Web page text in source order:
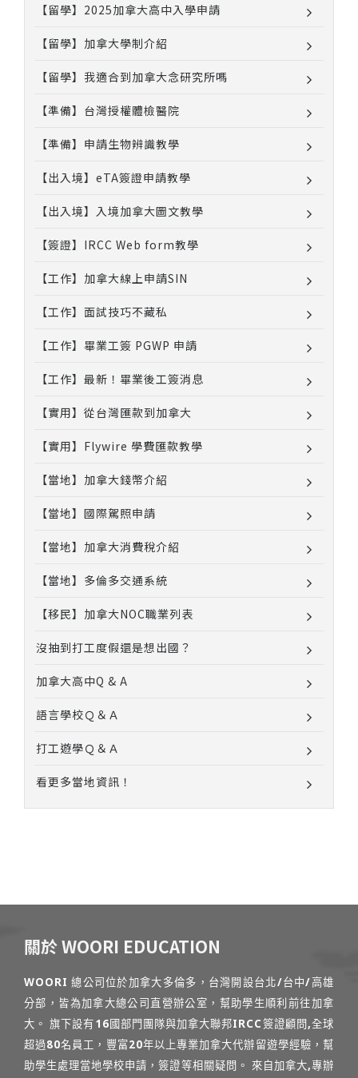
【留學】2025加拿大高中入學申請
【留學】加拿大學制介紹
【留學】我適合到加拿大念研究所嗎
【準備】台灣授權體檢醫院
【準備】申請生物辨識教學
【出入境】eTA簽證申請教學
【出入境】入境加拿大圖文教學
【簽證】IRCC Web form教學
【工作】加拿大線上申請SIN
【工作】面試技巧不藏私
【工作】畢業工簽 PGWP 申請
【工作】最新！畢業後工簽消息
【實用】從台灣匯款到加拿大
【實用】Flywire 學費匯款教學
【當地】加拿大錢幣介紹
【當地】國際駕照申請
【當地】加拿大消費稅介紹
【當地】多倫多交通系統
【移民】加拿大NOC職業列表
沒抽到打工度假還是想出國？
加拿大高中Q & A
語言學校Ｑ＆Ａ
打工遊學Ｑ＆Ａ
看更多當地資訊！
關於 WOORI EDUCATION
WOORI 總公司位於加拿大多倫多，台灣開設台北/台中/高雄
分部，皆為加拿大總公司直營辦公室，幫助學生順利前往加拿
大。 旗下設有16國部門團隊與加拿大聯邦IRCC簽證顧問,全球
超過80名員工，豐富20年以上專業加拿大代辦留遊學經驗，幫
助學生處理當地學校申請，簽證等相關疑問。 來自加拿大,專辦